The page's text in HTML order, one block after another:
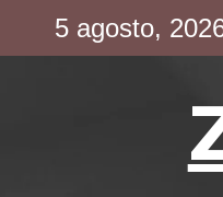
5 agosto,